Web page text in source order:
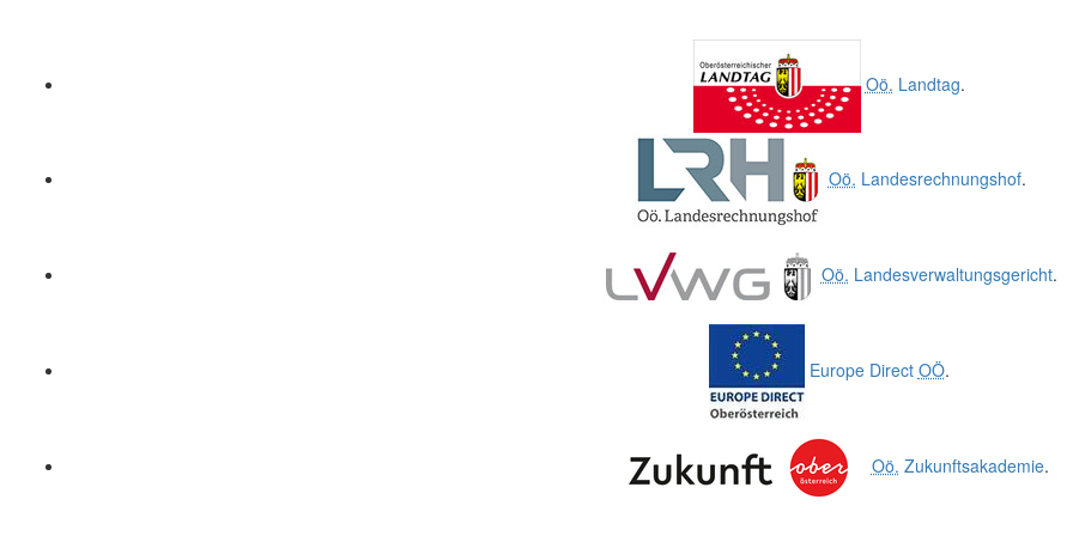
Oö. Landtag.
Oö. Landesrechnungshof.
Oö. Landesverwaltungsgericht.
Europe Direct OÖ.
Oö. Zukunftsakademie.